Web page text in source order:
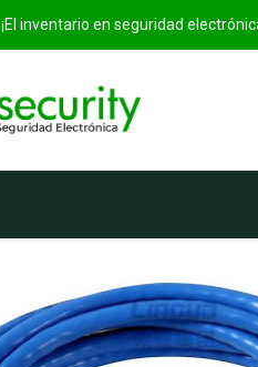
¡El inventario en seguridad